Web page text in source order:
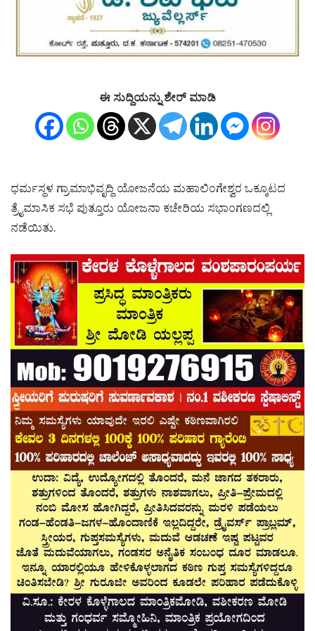
ಈ ಸುದ್ದಿಯನ್ನು ಶೇರ್ ಮಾಡಿ
ಧರ್ಮಸ್ಥಳ ಗ್ರಾಮಾಭಿವೃದ್ಧಿ ಯೋಜನೆಯ ಮಹಾಲಿಂಗೇಶ್ವರ ಒಕ್ಕೂಟದ
ತ್ರೈಮಾಸಿಕ ಸಭೆ ಪುತ್ತೂರು ಯೋಜನಾ ಕಚೇರಿಯ ಸಭಾಂಗಣದಲ್ಲಿ
ನಡೆಯಿತು.